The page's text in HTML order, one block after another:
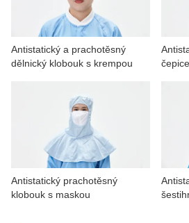
Antistatický a prachotěsný
dělnický klobouk s krempou
Antistatický prachotěsný
klobouk s maskou